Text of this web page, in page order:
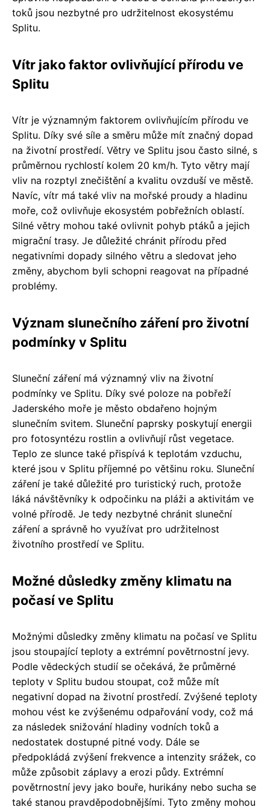
toků jsou nezbytné pro udržitelnost ekosystému
Splitu.
Vítr jako faktor ovlivňující přírodu ve
Splitu
Vítr je významným faktorem ovlivňujícím přírodu ve
Splitu. Díky své síle a směru může mít značný dopad
na životní prostředí. Větry ve Splitu jsou často silné, s
průměrnou rychlostí kolem 20 km/h. Tyto větry mají
vliv na rozptyl znečištění a kvalitu ovzduší ve městě.
Navíc, vítr má také vliv na mořské proudy a hladinu
moře, což ovlivňuje ekosystém pobřežních oblastí.
Silné větry mohou také ovlivnit pohyb ptáků a jejich
migrační trasy. Je důležité chránit přírodu před
negativními dopady silného větru a sledovat jeho
změny, abychom byli schopni reagovat na případné
problémy.
Význam slunečního záření pro životní
podmínky v Splitu
Sluneční záření má významný vliv na životní
podmínky ve Splitu. Díky své poloze na pobřeží
Jaderského moře je město obdařeno hojným
slunečním svitem. Sluneční paprsky poskytují energii
pro fotosyntézu rostlin a ovlivňují růst vegetace.
Teplo ze slunce také přispívá k teplotám vzduchu,
které jsou v Splitu příjemné po většinu roku. Sluneční
záření je také důležité pro turistický ruch, protože
láká návštěvníky k odpočinku na pláži a aktivitám ve
volné přírodě. Je tedy nezbytné chránit sluneční
záření a správně ho využívat pro udržitelnost
životního prostředí ve Splitu.
Možné důsledky změny klimatu na
počasí ve Splitu
Možnými důsledky změny klimatu na počasí ve Splitu
jsou stoupající teploty a extrémní povětrnostní jevy.
Podle vědeckých studií se očekává, že průměrné
teploty v Splitu budou stoupat, což může mít
negativní dopad na životní prostředí. Zvýšené teploty
mohou vést ke zvýšenému odpařování vody, což má
za následek snižování hladiny vodních toků a
nedostatek dostupné pitné vody. Dále se
předpokládá zvýšení frekvence a intenzity srážek, co
může způsobit záplavy a erozi půdy. Extrémní
povětrnostní jevy jako bouře, hurikány nebo sucha se
také stanou pravděpodobnějšími. Tyto změny mohou